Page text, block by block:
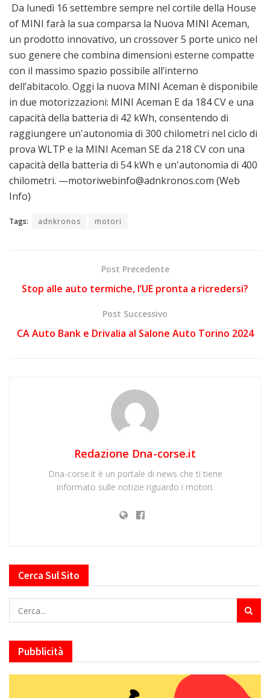
Da lunedì 16 settembre sempre nel cortile della House
of MINI farà la sua comparsa la Nuova MINI Aceman,
un prodotto innovativo, un crossover 5 porte unico nel
suo genere che combina dimensioni esterne compatte
con il massimo spazio possibile all’interno
dell’abitacolo. Oggi la nuova MINI Aceman è disponibile
in due motorizzazioni: MINI Aceman E da 184 CV e una
capacità della batteria di 42 kWh, consentendo di
raggiungere un'autonomia di 300 chilometri nel ciclo di
prova WLTP e la MINI Aceman SE da 218 CV con una
capacità della batteria di 54 kWh e un'autonomia di 400
chilometri. —motoriwebinfo@adnkronos.com (Web
Info)
Tags: adnkronos motori
Post Precedente
Stop alle auto termiche, l’UE pronta a ricredersi?
Post Successivo
CA Auto Bank e Drivalia al Salone Auto Torino 2024
Redazione Dna-corse.it
Dna-corse.it è un portale di news che ti tiene
informato sulle notizie riguardo i motori.
Cerca Sul Sito
Pubblicità